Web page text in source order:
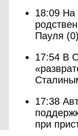
18:09 На
Пауля
17:54 В
17:38
при